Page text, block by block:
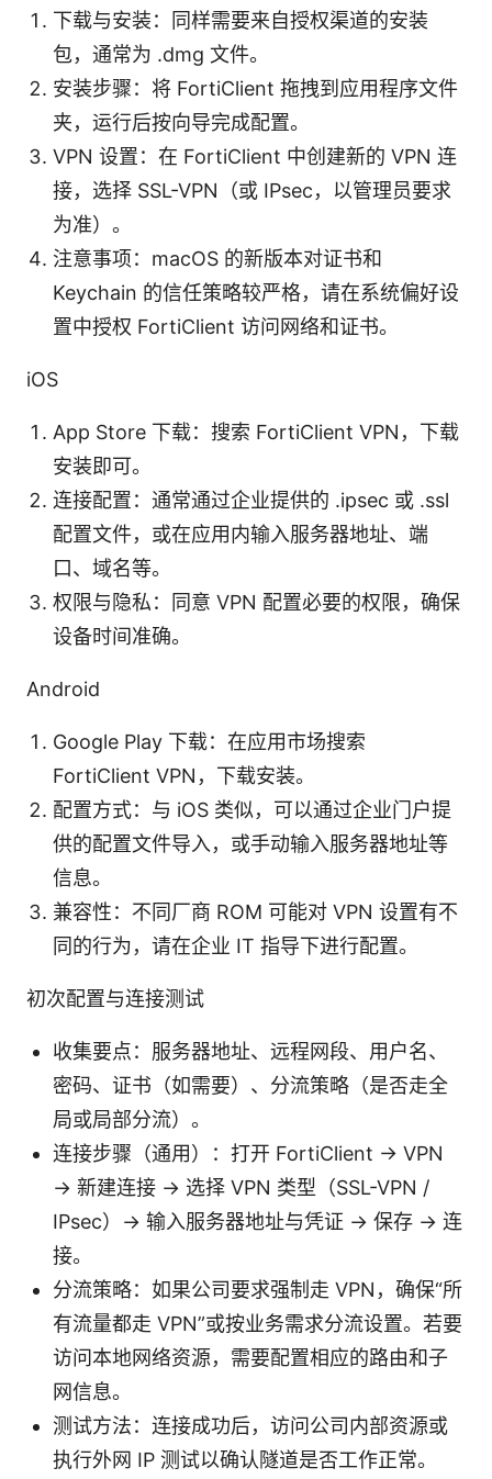
下载与安装：同样需要来自授权渠道的安装
包，通常为 .dmg 文件。
安装步骤：将 FortiClient 拖拽到应用程序文件
夹，运行后按向导完成配置。
VPN 设置：在 FortiClient 中创建新的 VPN 连
接，选择 SSL-VPN（或 IPsec，以管理员要求
为准）。
注意事项：macOS 的新版本对证书和
Keychain 的信任策略较严格，请在系统偏好设
置中授权 FortiClient 访问网络和证书。
iOS
App Store 下载：搜索 FortiClient VPN，下载
安装即可。
连接配置：通常通过企业提供的 .ipsec 或 .ssl
配置文件，或在应用内输入服务器地址、端
口、域名等。
权限与隐私：同意 VPN 配置必要的权限，确保
设备时间准确。
Android
Google Play 下载：在应用市场搜索
FortiClient VPN，下载安装。
配置方式：与 iOS 类似，可以通过企业门户提
供的配置文件导入，或手动输入服务器地址等
信息。
兼容性：不同厂商 ROM 可能对 VPN 设置有不
同的行为，请在企业 IT 指导下进行配置。
初次配置与连接测试
收集要点：服务器地址、远程网段、用户名、
密码、证书（如需要）、分流策略（是否走全
局或局部分流）。
连接步骤（通用）：打开 FortiClient → VPN
→ 新建连接 → 选择 VPN 类型（SSL-VPN /
IPsec）→ 输入服务器地址与凭证 → 保存 → 连
接。
分流策略：如果公司要求强制走 VPN，确保“所
有流量都走 VPN”或按业务需求分流设置。若要
访问本地网络资源，需要配置相应的路由和子
网信息。
测试方法：连接成功后，访问公司内部资源或
执行外网 IP 测试以确认隧道是否工作正常。